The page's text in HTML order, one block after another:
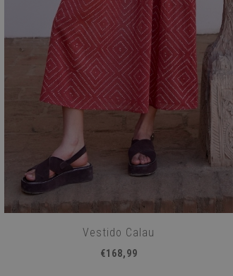
Vestido Calau
€168,99